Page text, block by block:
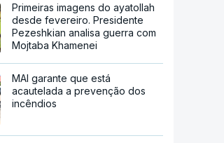
Primeiras imagens do ayatollah
desde fevereiro. Presidente
Pezeshkian analisa guerra com
Mojtaba Khamenei
MAI garante que está
acautelada a prevenção dos
incêndios